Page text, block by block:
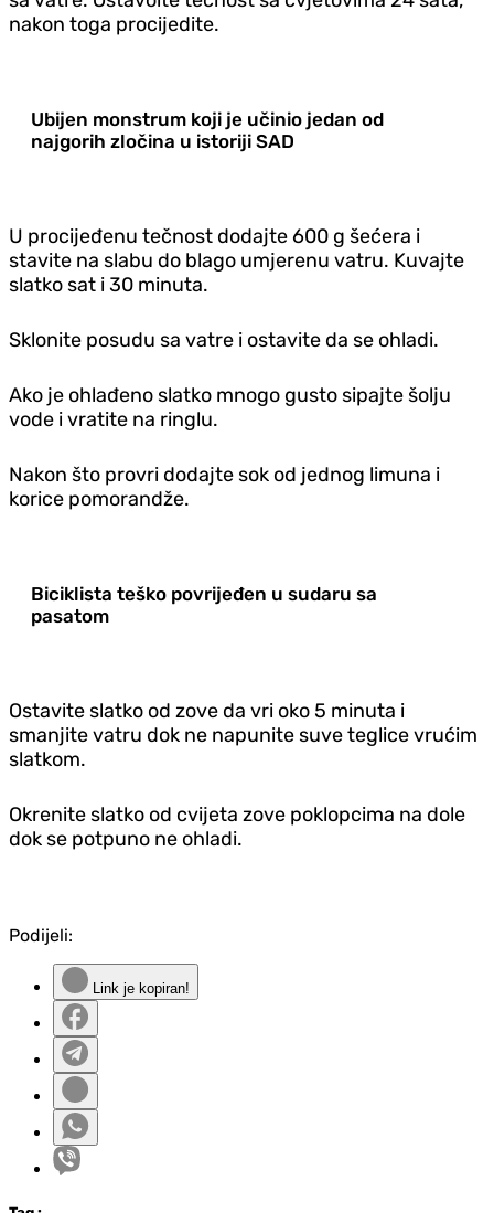
nakon toga procijedite.
Ubijen monstrum koji je učinio jedan od
najgorih zločina u istoriji SAD
U procijeđenu tečnost dodajte 600 g šećera i
stavite na slabu do blago umjerenu vatru. Kuvajte
slatko sat i 30 minuta.
Sklonite posudu sa vatre i ostavite da se ohladi.
Ako je ohlađeno slatko mnogo gusto sipajte šolju
vode i vratite na ringlu.
Nakon što provri dodajte sok od jednog limuna i
korice pomorandže.
Biciklista teško povrijeđen u sudaru sa
pasatom
Ostavite slatko od zove da vri oko 5 minuta i
smanjite vatru dok ne napunite suve teglice vrućim
slatkom.
Okrenite slatko od cvijeta zove poklopcima na dole
dok se potpuno ne ohladi.
Podijeli:
Link je kopiran!